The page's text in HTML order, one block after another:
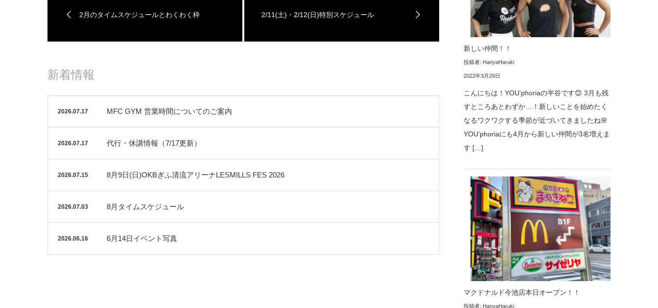
2月のタイムスケジュールとわくわく枠 2/11(土)・2/12(日)特別スケジュール
新着情報
2026.07.17 MFC GYM 営業時間についてのご案内
2026.07.17 代行・休講情報（7/17更新）
2026.07.15 8月9日(日)OKBぎふ清流アリーナLESMILLS FES 2026
2026.07.03 8月タイムスケジュール
2026.06.16 6月14日イベント写真
新しい仲間！！
投稿者: HanyaHaruki
2022年3月29日
こんにちは！YOU’phoriaの半谷です😊 3月も残
すところあとわずか…！新しいことを始めたく
なるワクワクする季節が近づいてきましたね🌸
YOU’phoriaにも4月から新しい仲間が3名増えま
す […]
マクドナルド今池店本日オープン！！
投稿者: HanyaHaruki